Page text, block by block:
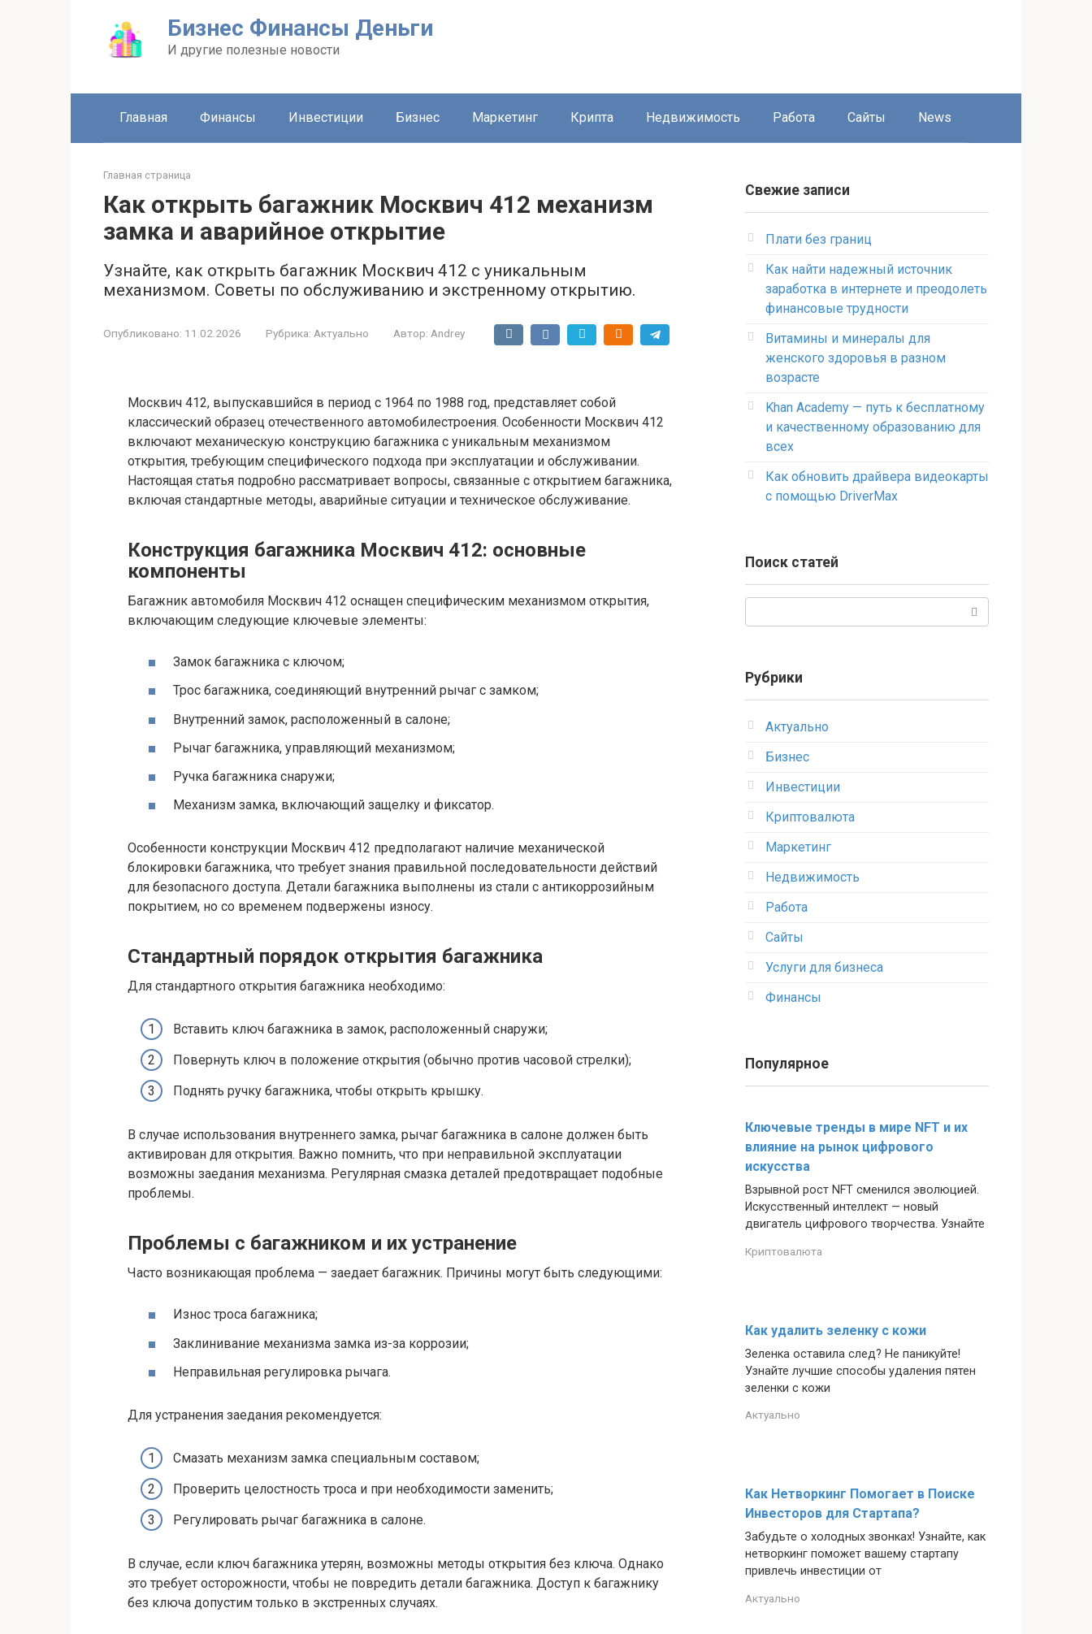
Бизнес Финансы Деньги
И другие полезные новости
Главная Финансы Инвестиции Бизнес Маркетинг Крипта Недвижимость Работа Сайты News
Главная страница
Как открыть багажник Москвич 412 механизм
замка и аварийное открытие
Узнайте, как открыть багажник Москвич 412 с уникальным
механизмом. Советы по обслуживанию и экстренному открытию.
Опубликовано: 11.02.2026 Рубрика: Актуально Автор: Andrey
Москвич 412, выпускавшийся в период с 1964 по 1988 год, представляет собой
классический образец отечественного автомобилестроения. Особенности Москвич 412
включают механическую конструкцию багажника с уникальным механизмом
открытия, требующим специфического подхода при эксплуатации и обслуживании.
Настоящая статья подробно рассматривает вопросы, связанные с открытием багажника,
включая стандартные методы, аварийные ситуации и техническое обслуживание.
Конструкция багажника Москвич 412: основные
компоненты
Багажник автомобиля Москвич 412 оснащен специфическим механизмом открытия,
включающим следующие ключевые элементы:
Замок багажника с ключом;
Трос багажника, соединяющий внутренний рычаг с замком;
Внутренний замок, расположенный в салоне;
Рычаг багажника, управляющий механизмом;
Ручка багажника снаружи;
Механизм замка, включающий защелку и фиксатор.
Особенности конструкции Москвич 412 предполагают наличие механической
блокировки багажника, что требует знания правильной последовательности действий
для безопасного доступа. Детали багажника выполнены из стали с антикоррозийным
покрытием, но со временем подвержены износу.
Стандартный порядок открытия багажника
Для стандартного открытия багажника необходимо:
Вставить ключ багажника в замок, расположенный снаружи;
Повернуть ключ в положение открытия (обычно против часовой стрелки);
Поднять ручку багажника, чтобы открыть крышку.
В случае использования внутреннего замка, рычаг багажника в салоне должен быть
активирован для открытия. Важно помнить, что при неправильной эксплуатации
возможны заедания механизма. Регулярная смазка деталей предотвращает подобные
проблемы.
Проблемы с багажником и их устранение
Часто возникающая проблема — заедает багажник. Причины могут быть следующими:
Износ троса багажника;
Заклинивание механизма замка из-за коррозии;
Неправильная регулировка рычага.
Для устранения заедания рекомендуется:
Смазать механизм замка специальным составом;
Проверить целостность троса и при необходимости заменить;
Регулировать рычаг багажника в салоне.
В случае, если ключ багажника утерян, возможны методы открытия без ключа. Однако
это требует осторожности, чтобы не повредить детали багажника. Доступ к багажнику
без ключа допустим только в экстренных случаях.
Свежие записи
Плати без границ
Как найти надежный источник
заработка в интернете и преодолеть
финансовые трудности
Витамины и минералы для
женского здоровья в разном
возрасте
Khan Academy — путь к бесплатному
и качественному образованию для
всех
Как обновить драйвера видеокарты
с помощью DriverMax
Поиск статей
Рубрики
Актуально
Бизнес
Инвестиции
Криптовалюта
Маркетинг
Недвижимость
Работа
Сайты
Услуги для бизнеса
Финансы
Популярное
Ключевые тренды в мире NFT и их
влияние на рынок цифрового
искусства
Взрывной рост NFT сменился эволюцией.
Искусственный интеллект — новый
двигатель цифрового творчества. Узнайте
Криптовалюта
Как удалить зеленку с кожи
Зеленка оставила след? Не паникуйте!
Узнайте лучшие способы удаления пятен
зеленки с кожи
Актуально
Как Нетворкинг Помогает в Поиске
Инвесторов для Стартапа?
Забудьте о холодных звонках! Узнайте, как
нетворкинг поможет вашему стартапу
привлечь инвестиции от
Актуально